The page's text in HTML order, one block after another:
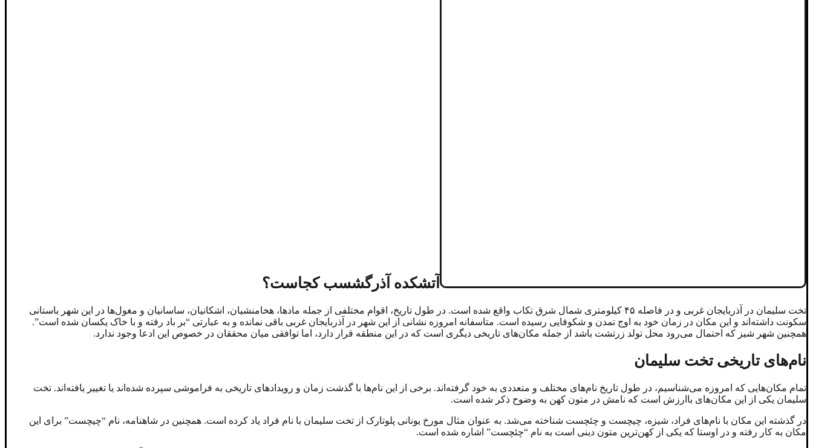
آتشکده آذرگشسب کجاست؟
تخت سلیمان در آذربایجان غربی و در فاصله ۴۵ کیلومتری شمال شرق تکاب واقع شده است. در طول تاریخ، اقوام مختلفی از جمله مادها، هخامنشیان، اشکانیان، ساسانیان و مغول‌ها در این شهر باستانی
سکونت داشته‌اند و این مکان در زمان خود به اوج تمدن و شکوفایی رسیده است. متاسفانه امروزه نشانی از این شهر در آذربایجان غربی باقی نمانده و به عبارتی “بر باد رفته و با خاک یکسان شده است”.
همچنین شهر شیز که احتمال می‌رود محل تولد زرتشت باشد از جمله مکان‌های تاریخی دیگری است که در این منطقه قرار دارد، اما توافقی میان محققان در خصوص این ادعا وجود ندارد.
نام‌های تاریخی تخت سلیمان
تمام مکان‌هایی که امروزه می‌شناسیم، در طول تاریخ نام‌های مختلف و متعددی به خود گرفته‌اند. برخی از این نام‌ها با گذشت زمان و رویدادهای تاریخی به فراموشی سپرده شده‌اند یا تغییر یافته‌اند. تخت
سلیمان یکی از این مکان‌های باارزش است که نامش در متون کهن به وضوح ذکر شده است.
در گذشته این مکان با نام‌های فراد، شیزه، چیچست و چئچست شناخته می‌شد. به عنوان مثال مورخ یونانی پلوتارک از تخت سلیمان با نام فراد یاد کرده است. همچنین در شاهنامه، نام “چیچست” برای این
مکان به کار رفته و در اوستا که یکی از کهن‌ترین متون دینی است به نام “چئچست” اشاره شده است.